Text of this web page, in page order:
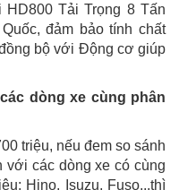
Tải Trọng 8 Tấn
đảm bảo tính chất
bộ với Động cơ giúp
dòng xe cùng phân
triệu, nếu đem so sánh
với các dòng xe có cùng
Hino, Isuzu, Fuso...thì